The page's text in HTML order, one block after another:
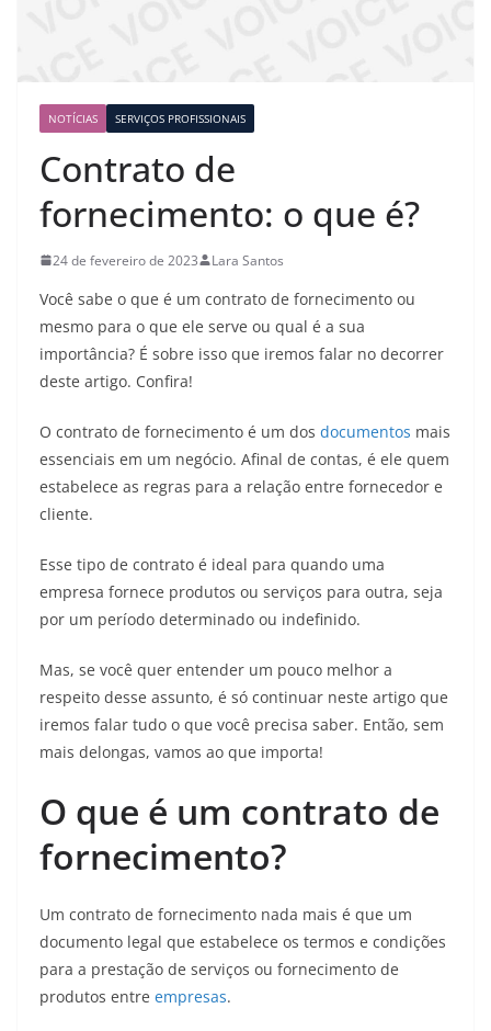
NOTÍCIAS SERVIÇOS PROFISSIONAIS
Contrato de
fornecimento: o que é?
24 de fevereiro de 2023 Lara Santos
Você sabe o que é um contrato de fornecimento ou
mesmo para o que ele serve ou qual é a sua
importância? É sobre isso que iremos falar no decorrer
deste artigo. Confira!
O contrato de fornecimento é um dos documentos mais
essenciais em um negócio. Afinal de contas, é ele quem
estabelece as regras para a relação entre fornecedor e
cliente.
Esse tipo de contrato é ideal para quando uma
empresa fornece produtos ou serviços para outra, seja
por um período determinado ou indefinido.
Mas, se você quer entender um pouco melhor a
respeito desse assunto, é só continuar neste artigo que
iremos falar tudo o que você precisa saber. Então, sem
mais delongas, vamos ao que importa!
O que é um contrato de
fornecimento?
Um contrato de fornecimento nada mais é que um
documento legal que estabelece os termos e condições
para a prestação de serviços ou fornecimento de
produtos entre empresas.